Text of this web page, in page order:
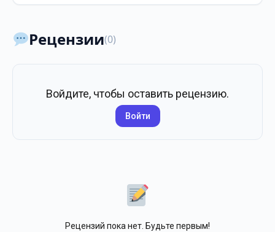
Рецензии(0)
Войдите, чтобы оставить рецензию.
Войти
Рецензий пока нет. Будьте первым!